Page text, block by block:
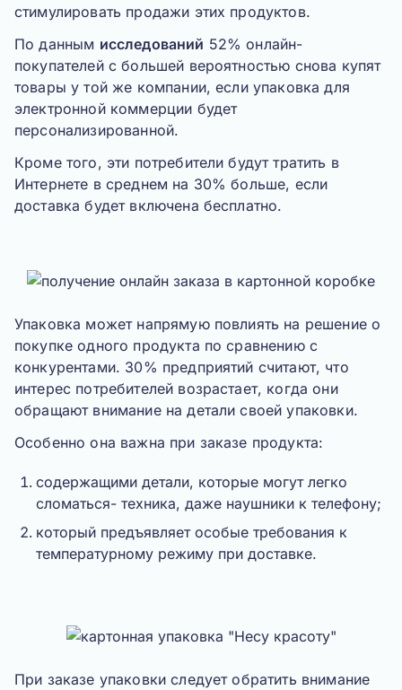
стимулировать продажи этих продуктов.
По данным исследований 52% онлайн-
покупателей с большей вероятностью снова купят
товары у той же компании, если упаковка для
электронной коммерции будет
персонализированной.
Кроме того, эти потребители будут тратить в
Интернете в среднем на 30% больше, если
доставка будет включена бесплатно.
Упаковка может напрямую повлиять на решение о
покупке одного продукта по сравнению с
конкурентами. 30% предприятий считают, что
интерес потребителей возрастает, когда они
обращают внимание на детали своей упаковки.
Особенно она важна при заказе продукта:
содержащими детали, которые могут легко
сломаться- техника, даже наушники к телефону;
который предъявляет особые требования к
температурному режиму при доставке.
При заказе упаковки следует обратить внимание